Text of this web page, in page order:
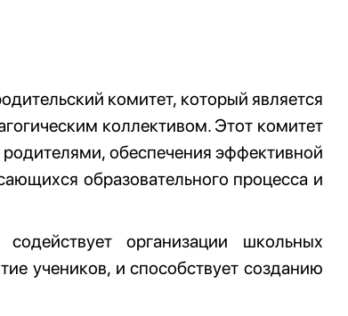
комитет, который является
коллективом. Этот комитет
обеспечения эффективной
образовательного процесса и
организации школьных
учеников, и способствует созданию